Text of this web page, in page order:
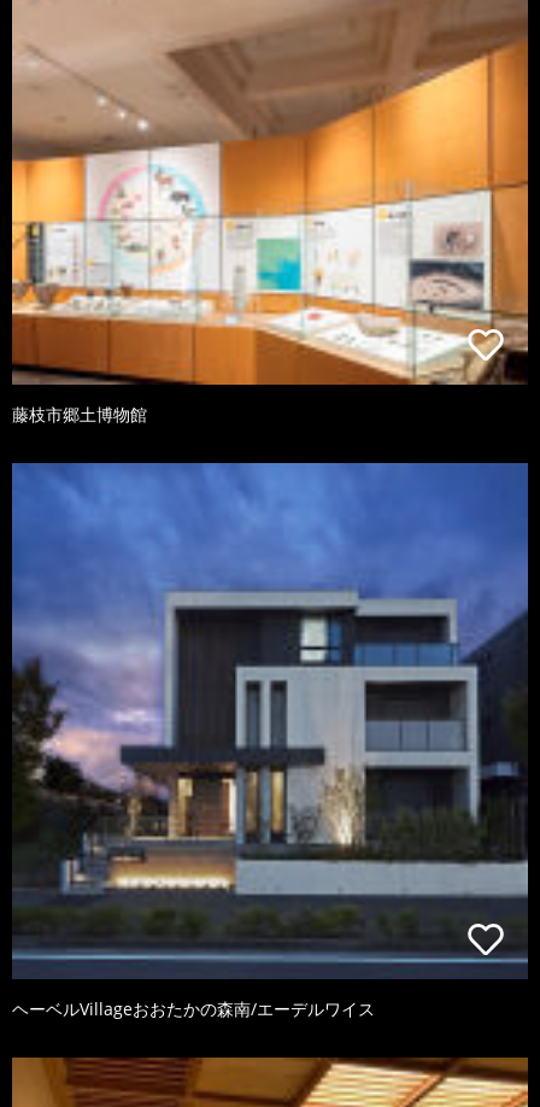
藤枝市郷土博物館
ヘーベルVillageおおたかの森南/エーデルワイス